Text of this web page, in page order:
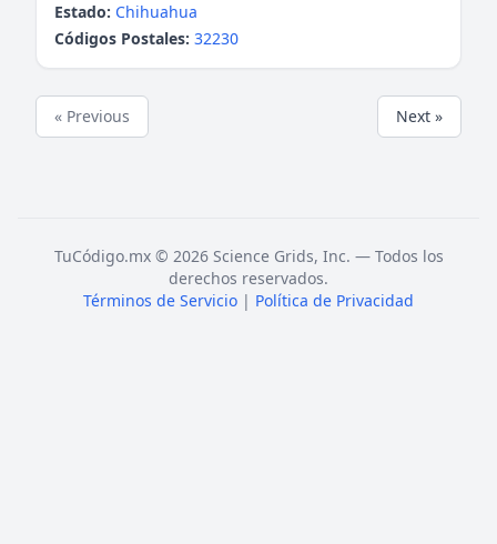
Estado: Chihuahua
Códigos Postales: 32230
« Previous Next »
TuCódigo.mx © 2026 Science Grids, Inc. — Todos los
derechos reservados.
Términos de Servicio | Política de Privacidad